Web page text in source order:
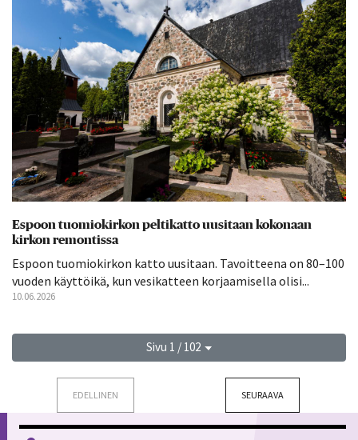
Espoon tuomiokirkon peltikatto uusitaan kokonaan
kirkon remontissa
Espoon tuomiokirkon katto uusitaan. Tavoitteena on 80–100
vuoden käyttöikä, kun vesikatteen korjaamisella olisi...
10.06.2026
Sivu 1 / 102
EDELLINEN SEURAAVA